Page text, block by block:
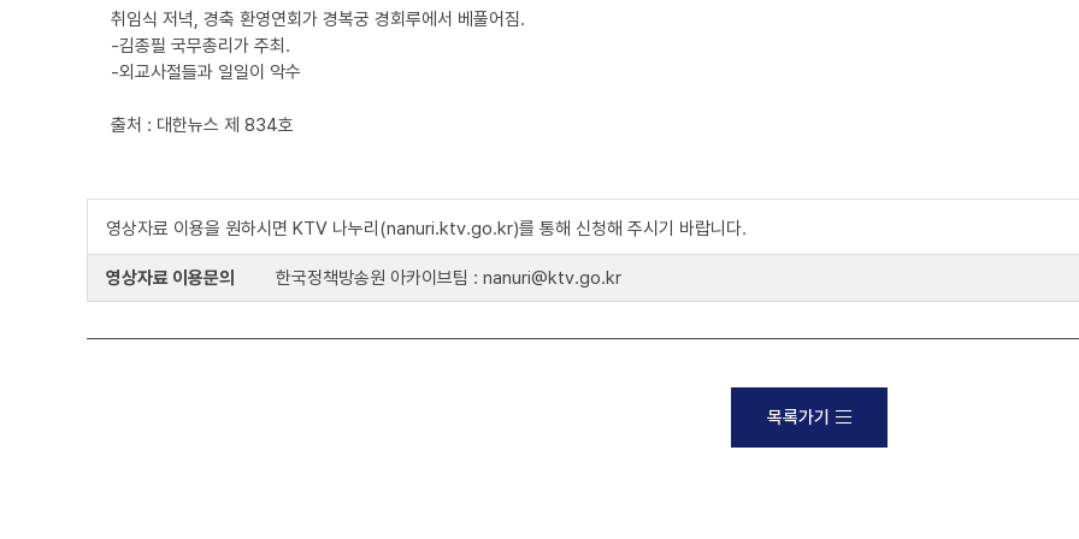
취임식 저녁, 경축 환영연회가 경복궁 경회루에서 베풀어짐.
-김종필 국무총리가 주최.
-외교사절들과 일일이 악수
출처 : 대한뉴스 제 834호
영상자료 이용을 원하시면 KTV 나누리(nanuri.ktv.go.kr)를 통해 신청해 주시기 바랍니다.
영상자료 이용문의 한국정책방송원 아카이브팀 : nanuri@ktv.go.kr
목록가기